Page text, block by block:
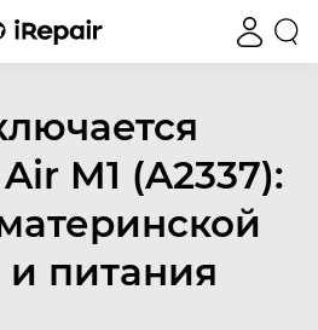
M1 (A2337):
питания